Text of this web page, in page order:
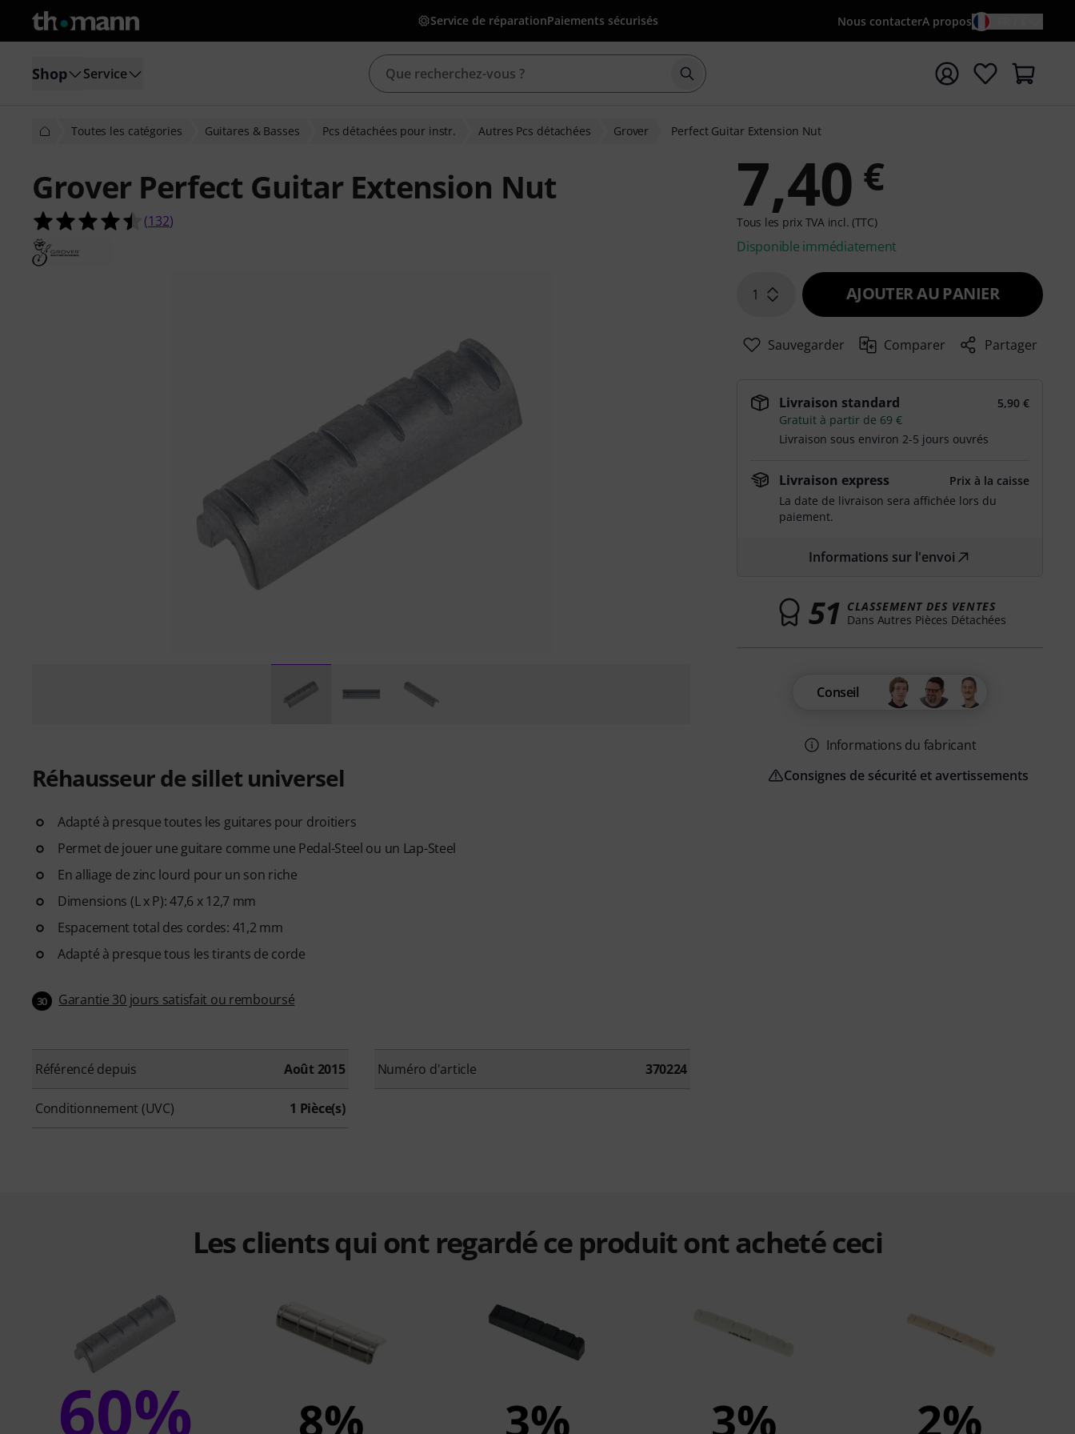
Service de réparationPaiements sécurisés Nous contacterA propos
Shop Service Démarrer la recherche avec le terme de recherche
Toutes les catégories Guitares & Basses Pcs détachées pour instr. Autres Pcs détachées Grover Perfect Guitar Extension Nut
Grover Perfect Guitar Extension Nut
4.4 étoiles sur 5 d'après 132 évaluations clients
(132)
Réhausseur de sillet universel
Adapté à presque toutes les guitares pour droitiers
Permet de jouer une guitare comme une Pedal-Steel ou un Lap-Steel
En alliage de zinc lourd pour un son riche
Dimensions (L x P): 47,6 x 12,7 mm
Espacement total des cordes: 41,2 mm
Adapté à presque tous les tirants de corde
30 Garantie 30 jours satisfait ou remboursé
Référencé depuis Août 2015 Numéro d'article 370224
Conditionnement (UVC) 1 Pièce(s)
7,40 €
Tous les prix TVA incl. (TTC)
Disponible immédiatement
1 AJOUTER AU PANIER
Sauvegarder Comparer Partager
Livraison standard
5,90 €
Gratuit à partir de 69 €
Livraison sous environ 2-5 jours ouvrés
Livraison express
Prix à la caisse
La date de livraison sera affichée lors du
paiement.
Informations sur l'envoi
51 CLASSEMENT DES VENTES
Dans Autres Pièces Détachées
Conseil
Informations du fabricant
Consignes de sécurité et avertissements
Les clients qui ont regardé ce produit ont acheté ceci
60% 8% 3% 3% 2%